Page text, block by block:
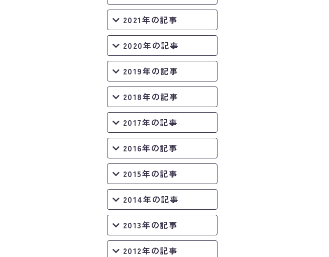
2021年の記事
2020年の記事
2019年の記事
2018年の記事
2017年の記事
2016年の記事
2015年の記事
2014年の記事
2013年の記事
2012年の記事